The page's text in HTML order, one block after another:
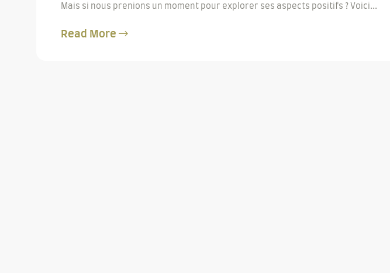
Mais si nous prenions un moment pour explorer ses aspects positifs ? Voici...
Read More